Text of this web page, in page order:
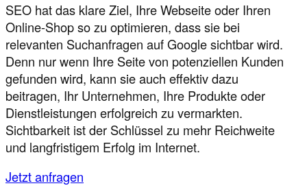
SEO hat das klare Ziel, Ihre Webseite oder Ihren
Online-Shop so zu optimieren, dass sie bei
relevanten Suchanfragen auf Google sichtbar wird.
Denn nur wenn Ihre Seite von potenziellen Kunden
gefunden wird, kann sie auch effektiv dazu
beitragen, Ihr Unternehmen, Ihre Produkte oder
Dienstleistungen erfolgreich zu vermarkten.
Sichtbarkeit ist der Schlüssel zu mehr Reichweite
und langfristigem Erfolg im Internet.
Jetzt anfragen